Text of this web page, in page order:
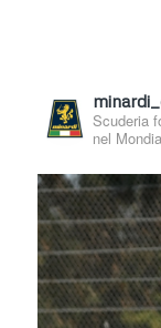
Scuderia
nel